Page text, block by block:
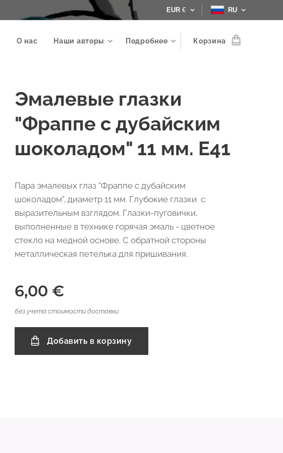
EUR € RU
О нас Наши авторы Подробнее Корзина
Эмалевые глазки
"Фраппе с дубайским
шоколадом" 11 мм. Е41
Пара эмалевых глаз "Фраппе с дубайским
шоколадом", диаметр 11 мм. Глубокие глазки с
выразительным взглядом. Глазки-пуговички,
выполненные в технике горячая эмаль - цветное
стекло на медной основе. С обратной стороны
металлическая петелька для пришивания.
6,00 €
без учета стоимости доставки
Добавить в корзину